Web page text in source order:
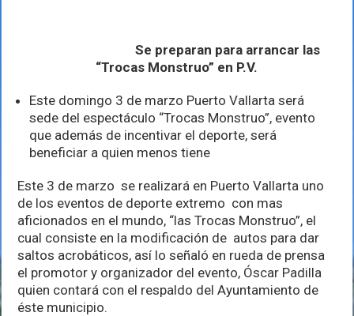
podrán
disfrutar
vallartenses
Se preparan para arrancar las
“Trocas Monstruo” en P.V.
Este domingo 3 de marzo Puerto Vallarta será
sede del espectáculo “Trocas Monstruo”, evento
que además de incentivar el deporte, será
beneficiar a quien menos tiene
Este 3 de marzo se realizará en Puerto Vallarta uno
de los eventos de deporte extremo con mas
aficionados en el mundo, “las Trocas Monstruo”, el
cual consiste en la modificación de autos para dar
saltos acrobáticos, así lo señaló en rueda de prensa
el promotor y organizador del evento, Óscar Padilla
quien contará con el respaldo del Ayuntamiento de
éste municipio.